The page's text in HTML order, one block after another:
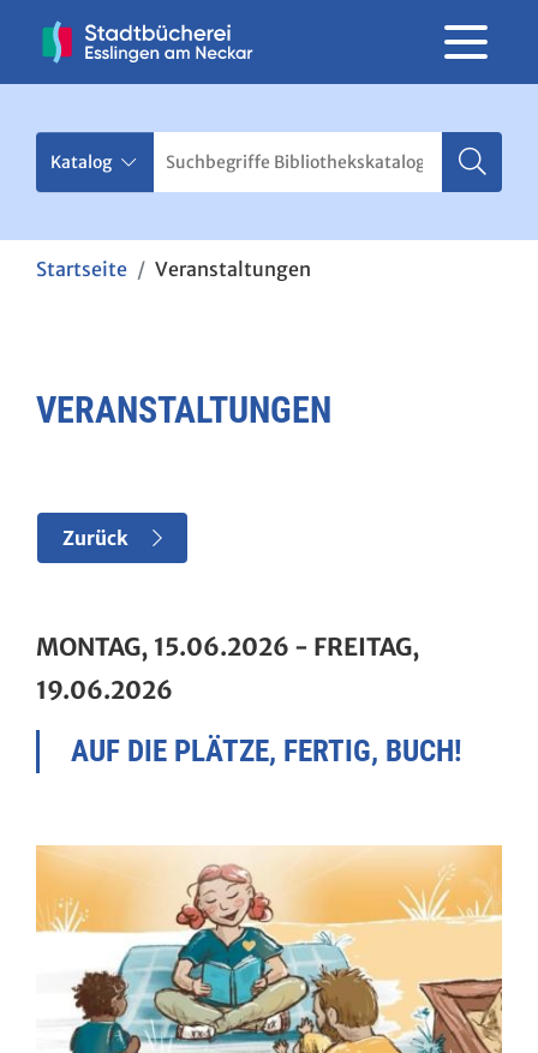
Startseite Veranstaltungen
VERANSTALTUNGEN
Zurück
MONTAG, 15.06.2026 - FREITAG,
19.06.2026
AUF DIE PLÄTZE, FERTIG, BUCH!